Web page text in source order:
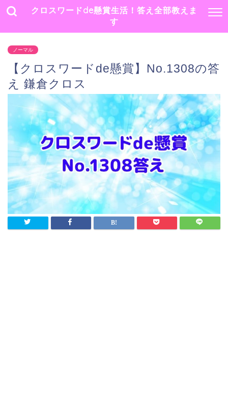
クロスワードde懸賞生活！答え全部教えま
す
ノーマル
【クロスワードde懸賞】No.1308の答
え 鎌倉クロス